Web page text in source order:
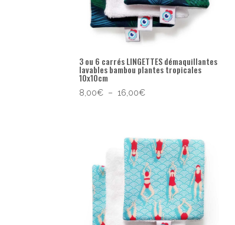
3 ou 6 carrés LINGETTES démaquillantes
lavables bambou plantes tropicales
10x10cm
8,00€ – 16,00€Plage
à
16,00€